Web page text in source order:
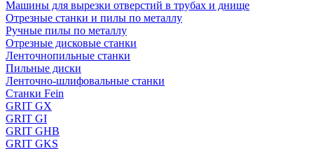
Машины для вырезки отверстий в трубах и днище
Отрезные станки и пилы по металлу
Ручные пилы по металлу
Отрезные дисковые станки
Ленточнопильные станки
Пильные диски
Ленточно-шлифовальные станки
Станки Fein
GRIT GX
GRIT GI
GRIT GHB
GRIT GKS